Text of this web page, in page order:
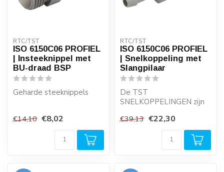
RTC/TST
ISO 6150C06 PROFIEL
| Insteeknippel met
BU-draad BSP
Geharde steeknippels
3/8" - 1/2".
€14,10 €8,02
RTC/TST
ISO 6150C06 PROFIEL
| Snelkoppeling met
Slangpilaar
De TST
SNELKOPPELINGEN zijn
perslucht
veiligheidssnelkoppeling...
€39,13 €22,30